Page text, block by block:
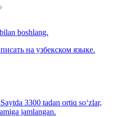
boshlang.
на узбекском языке.
3300 tadan ortiq so‘zlar,
jamlangan.